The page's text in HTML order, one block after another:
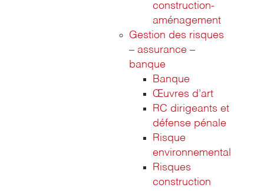
construction-
aménagement
Gestion des risques
– assurance –
banque
Banque
Œuvres d’art
RC dirigeants et
défense pénale
Risque
environnemental
Risques
construction